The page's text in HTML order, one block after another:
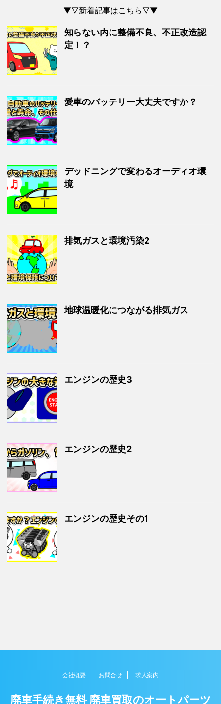
▼▽新着記事はこちら▽▼
知らない内に整備不良、不正改造認
定！？
愛車のバッテリー大丈夫ですか？
デッドニングで変わるオーディオ環
境
排気ガスと環境汚染2
地球温暖化につながる排気ガス
エンジンの歴史3
エンジンの歴史2
エンジンの歴史その1
会社概要 お問合せ 求人案内
廃車手続き無料 廃車買取のオートパーツ